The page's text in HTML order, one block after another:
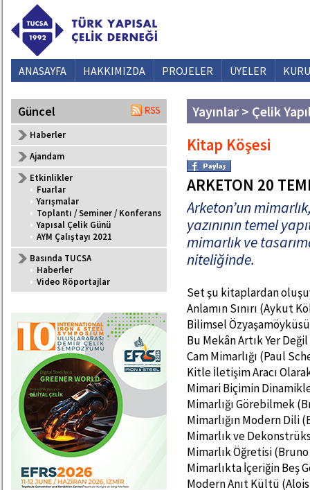
ANASAYFA HAKKIMIZDA PROJELER ÜYELER
Güncel
Haberler
Ajandam
Etkinlikler
• Fuarlar
• Yarışmalar
• Toplantı / Seminer / Konferans
• Yapısal Çelik Günü
• AYM Çalıştayı 2021
Basında TUCSA
• Haberler
• Video Röportajlar
Yayınlar > Çelik
Kitap Köşesi
ARKETON 20
Arketon’un
yazınının temel
mimarlık ve
niteliğinde.
Set şu kitaplardan
Anlamın Sınırı (Aykut
Bilimsel
Bu Mekân Artık Yer
Cam Mimarlığı (Paul
Kitle İletişim Aracı
Mimari Biçimin
Mimarlığı Görebilmek
Mimarlığın Modern Dili
Mimarlık ve
Mimarlık Öğretisi
Mimarlıkta İçeriğin Beş
Modern Anıt Kültü